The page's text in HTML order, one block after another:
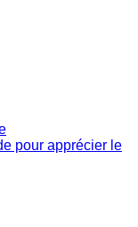
pour apprécier le